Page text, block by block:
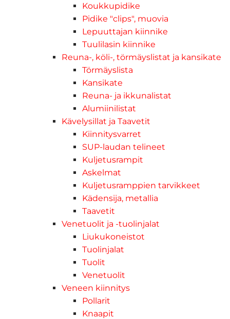
Koukkupidike
Pidike "clips", muovia
Lepuuttajan kiinnike
Tuulilasin kiinnike
Reuna-, köli-, törmäyslistat ja kansikate
Törmäyslista
Kansikate
Reuna- ja ikkunalistat
Alumiinilistat
Kävelysillat ja Taavetit
Kiinnitysvarret
SUP-laudan telineet
Kuljetusrampit
Askelmat
Kuljetusramppien tarvikkeet
Kädensija, metallia
Taavetit
Venetuolit ja -tuolinjalat
Liukukoneistot
Tuolinjalat
Tuolit
Venetuolit
Veneen kiinnitys
Pollarit
Knaapit